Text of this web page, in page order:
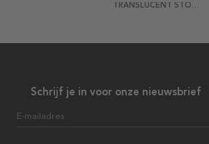
TRANSLUCENT STONES POSTER
Schrijf je in voor onze nieuwsbrief
E-mailadres